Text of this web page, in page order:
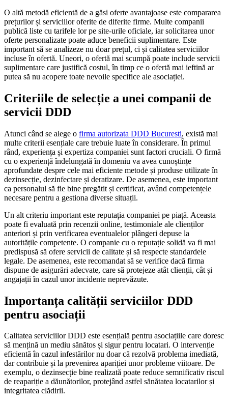
O altă metodă eficientă de a găsi oferte avantajoase este compararea
prețurilor și serviciilor oferite de diferite firme. Multe companii
publică liste cu tarifele lor pe site-urile oficiale, iar solicitarea unor
oferte personalizate poate aduce beneficii suplimentare. Este
important să se analizeze nu doar prețul, ci și calitatea serviciilor
incluse în ofertă. Uneori, o ofertă mai scumpă poate include servicii
suplimentare care justifică costul, în timp ce o ofertă mai ieftină ar
putea să nu acopere toate nevoile specifice ale asociației.
Criteriile de selecție a unei companii de
servicii DDD
Atunci când se alege o firma autorizata DDD Bucuresti, există mai
multe criterii esențiale care trebuie luate în considerare. În primul
rând, experiența și expertiza companiei sunt factori cruciali. O firmă
cu o experiență îndelungată în domeniu va avea cunoștințe
aprofundate despre cele mai eficiente metode și produse utilizate în
dezinsecție, dezinfectare și deratizare. De asemenea, este important
ca personalul să fie bine pregătit și certificat, având competențele
necesare pentru a gestiona diverse situații.
Un alt criteriu important este reputația companiei pe piață. Aceasta
poate fi evaluată prin recenzii online, testimoniale ale clienților
anteriori și prin verificarea eventualelor plângeri depuse la
autoritățile competente. O companie cu o reputație solidă va fi mai
predispusă să ofere servicii de calitate și să respecte standardele
legale. De asemenea, este recomandat să se verifice dacă firma
dispune de asigurări adecvate, care să protejeze atât clienții, cât și
angajații în cazul unor incidente neprevăzute.
Importanța calității serviciilor DDD
pentru asociații
Calitatea serviciilor DDD este esențială pentru asociațiile care doresc
să mențină un mediu sănătos și sigur pentru locatari. O intervenție
eficientă în cazul infestărilor nu doar că rezolvă problema imediată,
dar contribuie și la prevenirea apariției unor probleme viitoare. De
exemplu, o dezinsecție bine realizată poate reduce semnificativ riscul
de reapariție a dăunătorilor, protejând astfel sănătatea locatarilor și
integritatea clădirii.